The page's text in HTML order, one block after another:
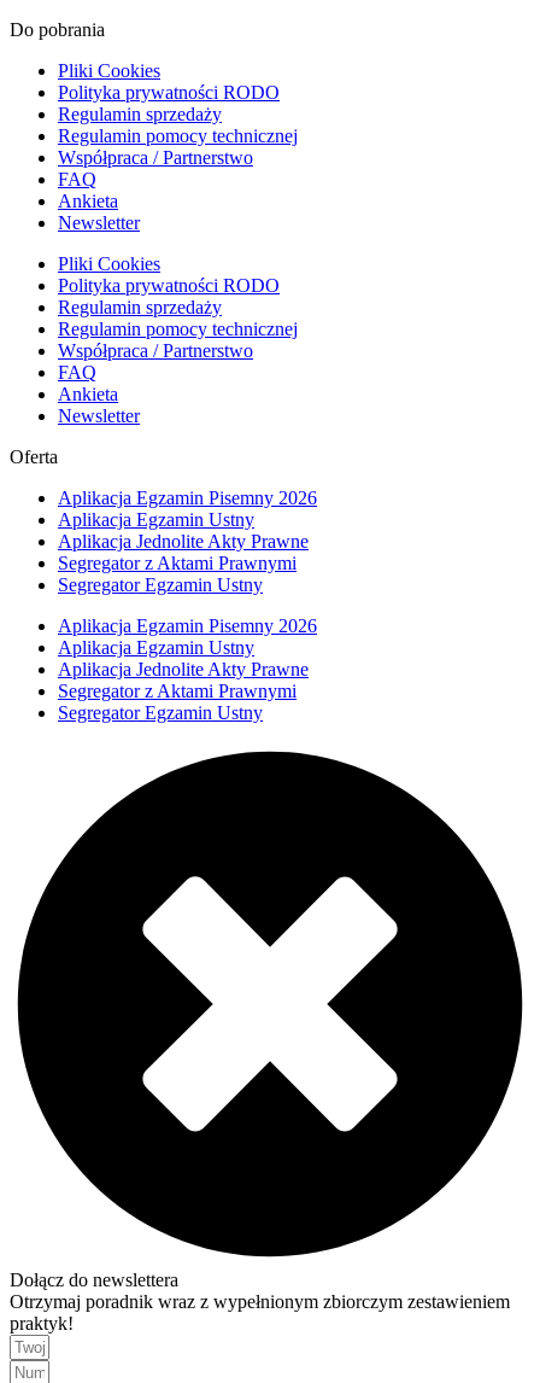
Do pobrania
Pliki Cookies
Polityka prywatności RODO
Regulamin sprzedaży
Regulamin pomocy technicznej
Współpraca / Partnerstwo
FAQ
Ankieta
Newsletter
Pliki Cookies
Polityka prywatności RODO
Regulamin sprzedaży
Regulamin pomocy technicznej
Współpraca / Partnerstwo
FAQ
Ankieta
Newsletter
Oferta
Aplikacja Egzamin Pisemny 2026
Aplikacja Egzamin Ustny
Aplikacja Jednolite Akty Prawne
Segregator z Aktami Prawnymi
Segregator Egzamin Ustny
Aplikacja Egzamin Pisemny 2026
Aplikacja Egzamin Ustny
Aplikacja Jednolite Akty Prawne
Segregator z Aktami Prawnymi
Segregator Egzamin Ustny
Dołącz do newslettera
Otrzymaj poradnik wraz z wypełnionym zbiorczym zestawieniem
praktyk!